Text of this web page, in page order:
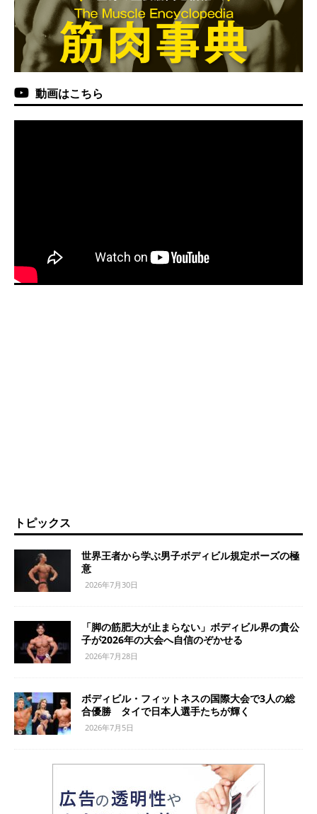
動画はこちら
トピックス
世界王者から学ぶ男子ボディビル規定ポーズの極
意
2026年7月30日
「脚の筋肥大が止まらない」ボディビル界の貴公
子が2026年の大会へ自信のぞかせる
2026年7月28日
ボディビル・フィットネスの国際大会で3人の総
合優勝 タイで日本人選手たちが輝く
2026年7月5日